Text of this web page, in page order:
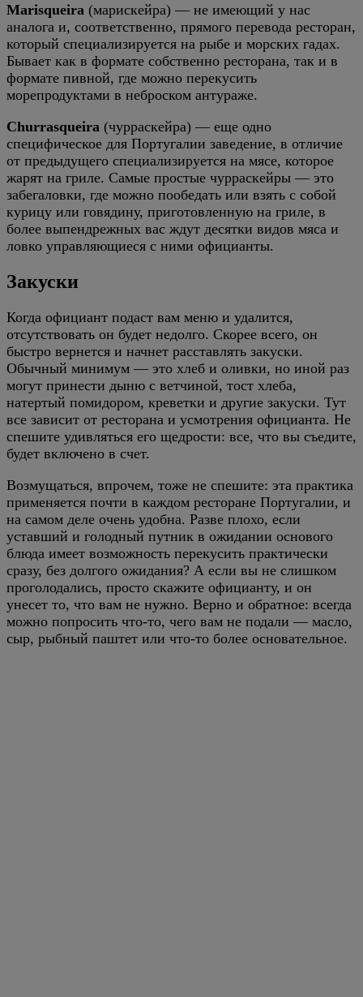
Marisqueira (марискейра) — не имеющий у нас
аналога и, соответственно, прямого перевода ресторан,
который специализируется на рыбе и морских гадах.
Бывает как в формате собственно ресторана, так и в
формате пивной, где можно перекусить
морепродуктами в неброском антураже.
Churrasqueira (чурраскейра) — еще одно
специфическое для Португалии заведение, в отличие
от предыдущего специализируется на мясе, которое
жарят на гриле. Самые простые чурраскейры — это
забегаловки, где можно пообедать или взять с собой
курицу или говядину, приготовленную на гриле, в
более выпендрежных вас ждут десятки видов мяса и
ловко управляющиеся с ними официанты.
Закуски
Когда официант подаст вам меню и удалится,
отсутствовать он будет недолго. Скорее всего, он
быстро вернется и начнет расставлять закуски.
Обычный минимум — это хлеб и оливки, но иной раз
могут принести дыню с ветчиной, тост хлеба,
натертый помидором, креветки и другие закуски. Тут
все зависит от ресторана и усмотрения официанта. Не
спешите удивляться его щедрости: все, что вы съедите,
будет включено в счет.
Возмущаться, впрочем, тоже не спешите: эта практика
применяется почти в каждом ресторане Португалии, и
на самом деле очень удобна. Разве плохо, если
уставший и голодный путник в ожидании основого
блюда имеет возможность перекусить практически
сразу, без долгого ожидания? А если вы не слишком
проголодались, просто скажите официанту, и он
унесет то, что вам не нужно. Верно и обратное: всегда
можно попросить что-то, чего вам не подали — масло,
сыр, рыбный паштет или что-то более основательное.